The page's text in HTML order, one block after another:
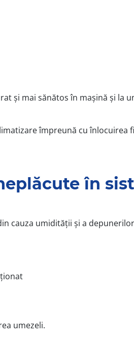
și mai sănătos în mașină și la
împreună cu înlocuirea
în
cauza umidității și a
umezeli.